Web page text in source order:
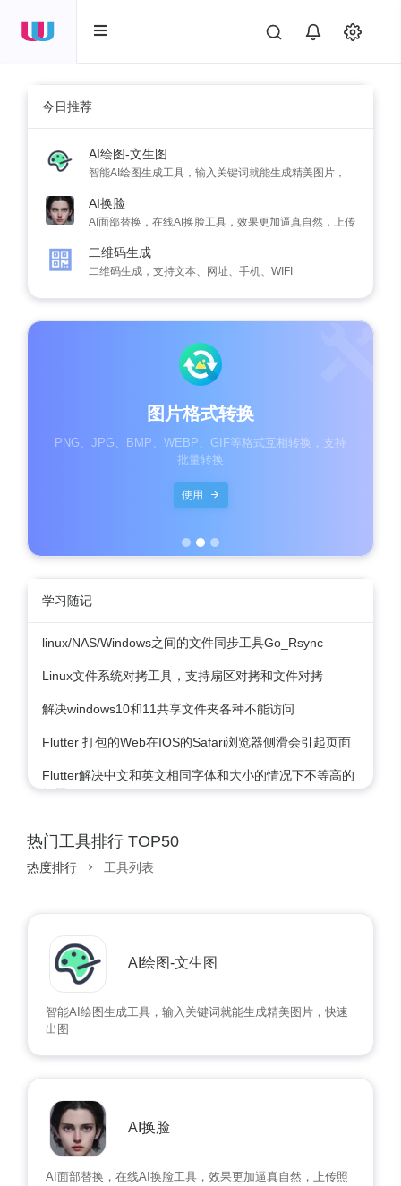
今日推荐
AI绘图-文生图
智能AI绘图生成工具，输入关键词就能生成精美图片，
AI换脸
AI面部替换，在线AI换脸工具，效果更加逼真自然，上传
二维码生成
二维码生成，支持文本、网址、手机、WIFI
图片格式转换
PNG、JPG、BMP、WEBP、GIF等格式互相转换，支持
批量转换
使用
学习随记
linux/NAS/Windows之间的文件同步工具Go_Rsync
Linux文件系统对拷工具，支持扇区对拷和文件对拷
解决windows10和11共享文件夹各种不能访问
Flutter 打包的Web在IOS的Safari浏览器侧滑会引起页面
Flutter解决中文和英文相同字体和大小的情况下不等高的
问题
热门工具排行 TOP50
热度排行 工具列表
AI绘图-文生图
智能AI绘图生成工具，输入关键词就能生成精美图片，快速
出图
AI换脸
AI面部替换，在线AI换脸工具，效果更加逼真自然，上传照